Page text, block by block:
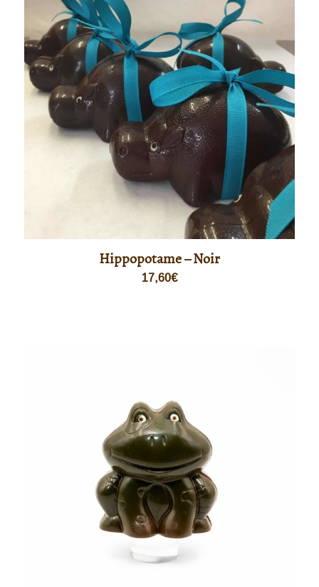
Hippopotame – Noir
17,60€